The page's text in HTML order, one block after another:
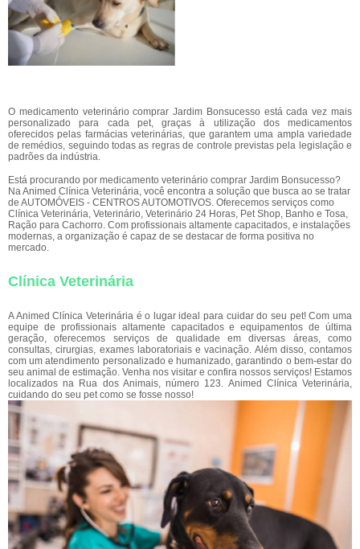
O medicamento veterinário comprar Jardim Bonsucesso está cada vez mais
personalizado para cada pet, graças à utilização dos medicamentos
oferecidos pelas farmácias veterinárias, que garantem uma ampla variedade
de remédios, seguindo todas as regras de controle previstas pela legislação e
padrões da indústria.
Está procurando por medicamento veterinário comprar Jardim Bonsucesso?
Na Animed Clínica Veterinária, você encontra a solução que busca ao se tratar
de AUTOMÓVEIS - CENTROS AUTOMOTIVOS. Oferecemos serviços como
Clínica Veterinária, Veterinário, Veterinário 24 Horas, Pet Shop, Banho e Tosa,
Ração para Cachorro. Com profissionais altamente capacitados, e instalações
modernas, a organização é capaz de se destacar de forma positiva no
mercado.
Clínica Veterinária
A Animed Clínica Veterinária é o lugar ideal para cuidar do seu pet! Com uma
equipe de profissionais altamente capacitados e equipamentos de última
geração, oferecemos serviços de qualidade em diversas áreas, como
consultas, cirurgias, exames laboratoriais e vacinação. Além disso, contamos
com um atendimento personalizado e humanizado, garantindo o bem-estar do
seu animal de estimação. Venha nos visitar e confira nossos serviços! Estamos
localizados na Rua dos Animais, número 123. Animed Clínica Veterinária,
cuidando do seu pet como se fosse nosso!